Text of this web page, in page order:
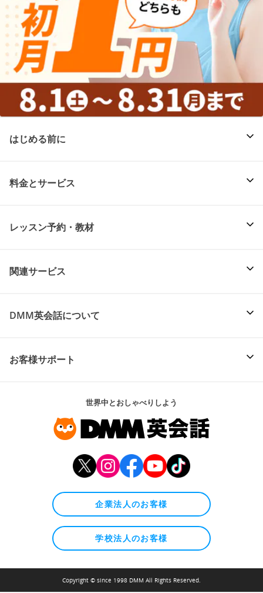
はじめる前に
料金とサービス
レッスン予約・教材
関連サービス
DMM英会話について
お客様サポート
世界中とおしゃべりしよう
企業法人のお客様
学校法人のお客様
Copyright © since 1998 DMM All Rights Reserved.